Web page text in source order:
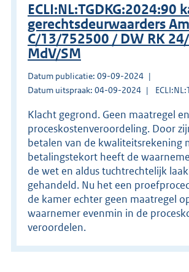
ECLI:NL:TGDKG:2024:90
gerechtsdeurwaarders
C/13/752500 / DW RK
MdV/SM
Datum publicatie: 09-09-2024
Datum uitspraak: 04-09-2024
Klacht gegrond. Geen maatregel en
proceskostenveroordeling. Door
betalen van de kwaliteitsrekening
betalingstekort heeft de
de wet en aldus tuchtrechtelijk
gehandeld. Nu het een
de kamer echter geen maatregel
waarnemer evenmin in de
veroordelen.